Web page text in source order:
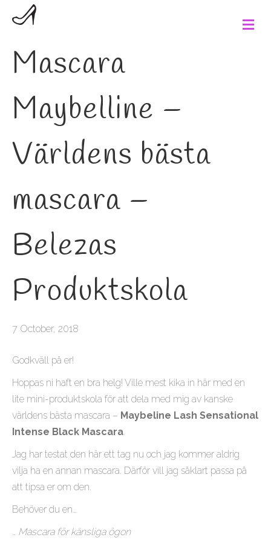
M
e
Mascara
Maybelline –
Världens bästa
mascara –
Belezas
Produktskola
7 October, 2018
Godkväll på er!
Hoppas ni haft en bra helg! Ville mest kika in här med en
lite mini-produktskola för att dela med mig av kanske
världens bästa mascara – Maybeline Lash Sensational
Intense Black Mascara.
Jag har testat den här ett tag nu och jag kommer aldrig
vilja ha en annan mascara. Därför vill jag såklart passa på
att tipsa er om den.
Behöver du en…
… Mascara för känsliga ögon